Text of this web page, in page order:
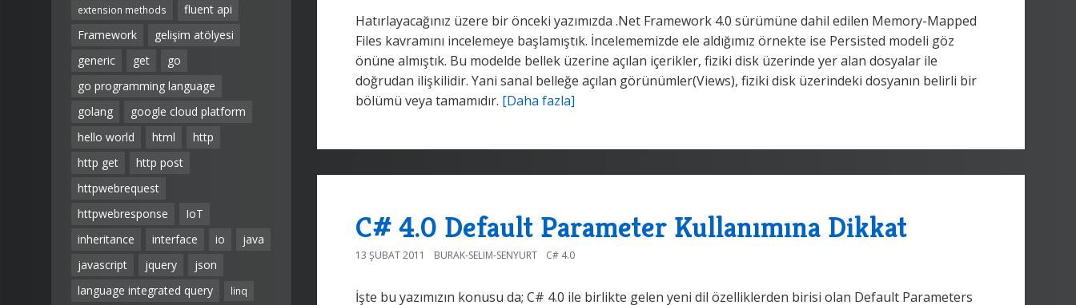
extension methods
fluent api
Framework
gelişim atölyesi
generic
get
go
go programming language
golang
google cloud platform
hello world
html
http
http get
http post
httpwebrequest
httpwebresponse
IoT
inheritance
interface io
java
javascript
jquery
json
language integrated query
linq
Hatırlayacağınız üzere bir önceki yazımızda .Net Framework 4.0 sürümüne dahil edilen Memory-Mapped
Files kavramını incelemeye başlamıştık. İncelememizde ele aldığımız örnekte ise Persisted modeli göz
önüne almıştık. Bu modelde bellek üzerine açılan içerikler, fiziki disk üzerinde yer alan dosyalar ile
doğrudan ilişkilidir. Yani sanal belleğe açılan görünümler(Views), fiziki disk üzerindeki dosyanın belirli bir
bölümü veya tamamıdır. [Daha fazla]
C# 4.0 Default Parameter Kullanımına Dikkat
13 ŞUBAT 2011 BURAK-SELIM-SENYURT C# 4.0
İşte bu yazımızın konusu da; C# 4.0 ile birlikte gelen yeni dil özelliklerden birisi olan Default Parameters